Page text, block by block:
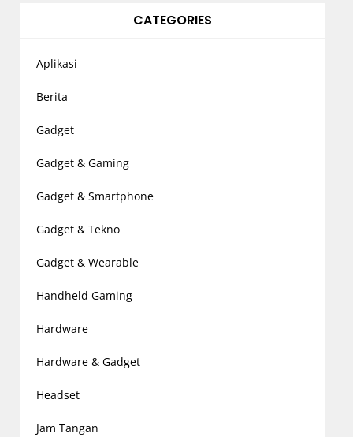
CATEGORIES
Aplikasi
Berita
Gadget
Gadget & Gaming
Gadget & Smartphone
Gadget & Tekno
Gadget & Wearable
Handheld Gaming
Hardware
Hardware & Gadget
Headset
Jam Tangan